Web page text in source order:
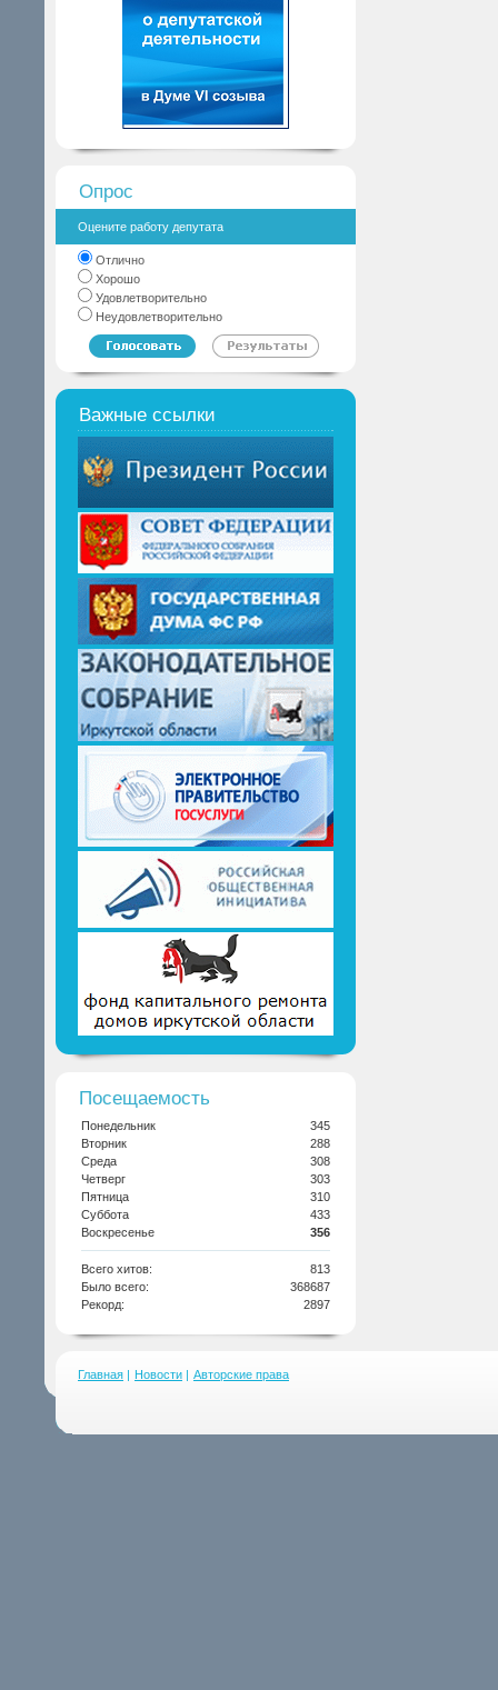
Опрос
Оцените работу депутата
Отлично
Хорошо
Удовлетворительно
Неудовлетворительно
Важные ссылки
Посещаемость
Понедельник
345
Вторник
288
Среда
308
Четверг
303
Пятница
310
Суббота
433
Воскресенье
356
Всего хитов:
813
Было всего:
368687
Рекорд:
2897
Главная | Новости | Авторские права